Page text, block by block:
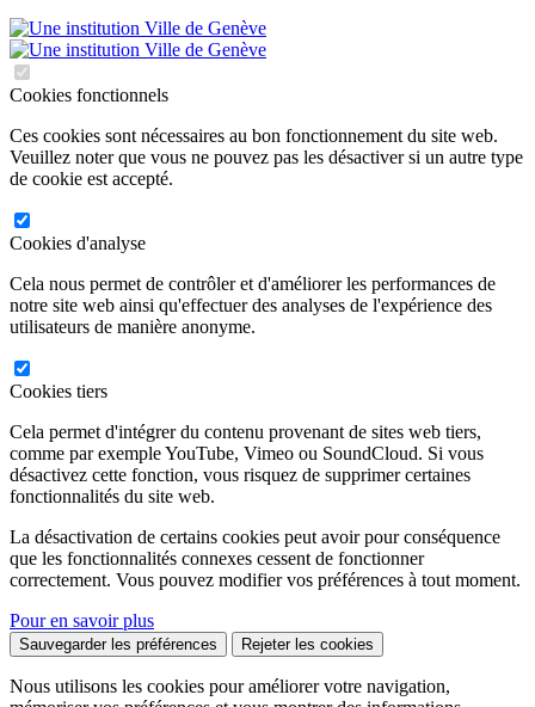
Cookies fonctionnels
Ces cookies sont nécessaires au bon fonctionnement du site web.
Veuillez noter que vous ne pouvez pas les désactiver si un autre type
de cookie est accepté.
Cookies d'analyse
Cela nous permet de contrôler et d'améliorer les performances de
notre site web ainsi qu'effectuer des analyses de l'expérience des
utilisateurs de manière anonyme.
Cookies tiers
Cela permet d'intégrer du contenu provenant de sites web tiers,
comme par exemple YouTube, Vimeo ou SoundCloud. Si vous
désactivez cette fonction, vous risquez de supprimer certaines
fonctionnalités du site web.
La désactivation de certains cookies peut avoir pour conséquence
que les fonctionnalités connexes cessent de fonctionner
correctement. Vous pouvez modifier vos préférences à tout moment.
Pour en savoir plus
Sauvegarder les préférences Rejeter les cookies
Nous utilisons les cookies pour améliorer votre navigation,